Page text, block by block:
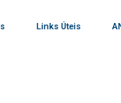
Links Úteis